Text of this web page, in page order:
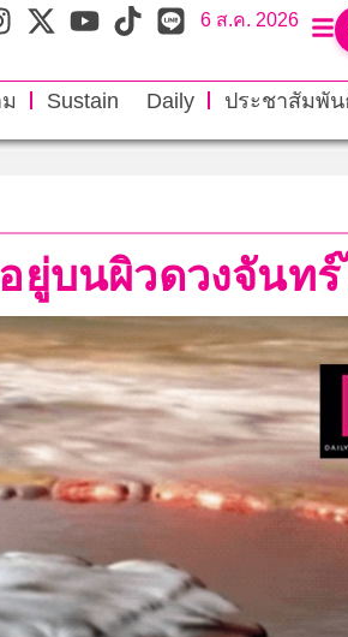
6 ส.ค. 2026
Sustain Daily ประชาสัมพัน
ยู่บนผิวดวงจันทร์